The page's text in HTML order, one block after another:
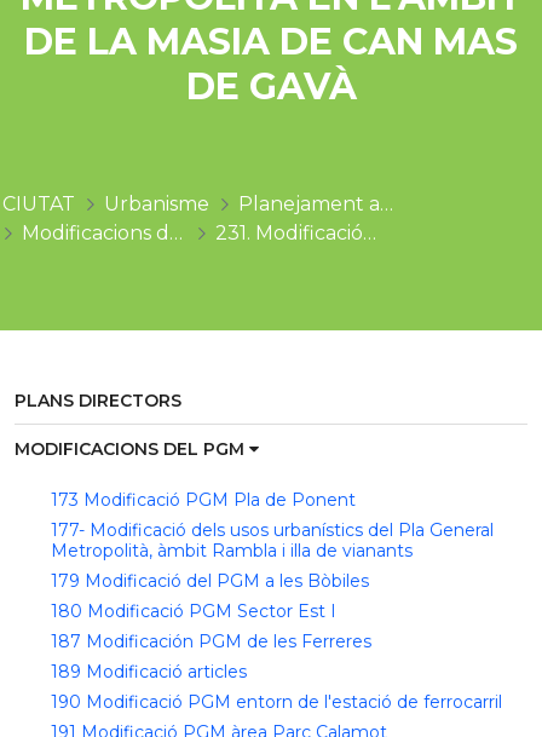
DE LA MASIA DE CAN MAS
DE GAVÀ
CIUTAT Urbanisme
Planejament aprovat
Modificacions del PGM
231. Modificació puntual del Pla General Metropolità en l’àmbit de la masia de Can Mas de Gavà
PLANS DIRECTORS
MODIFICACIONS DEL PGM
173 Modificació PGM Pla de Ponent
177- Modificació dels usos urbanístics del Pla General
Metropolità, àmbit Rambla i illa de vianants
179 Modificació del PGM a les Bòbiles
180 Modificació PGM Sector Est I
187 Modificación PGM de les Ferreres
189 Modificació articles
190 Modificació PGM entorn de l'estació de ferrocarril
191 Modificació PGM àrea Parc Calamot